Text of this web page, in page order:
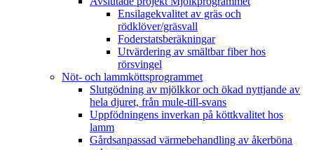
Ensilagekvalitet av gräs och
rödklöver/gräsvall
Foderstatsberäkningar
Utvärdering av smältbar fiber hos
rörsvingel
Nöt- och lammköttsprogrammet
Slutgödning av mjölkkor och ökad nyttjande av
hela djuret, från mule-till-svans
Uppfödningens inverkan på köttkvalitet hos
lamm
Gårdsanpassad värmebehandling av åkerböna